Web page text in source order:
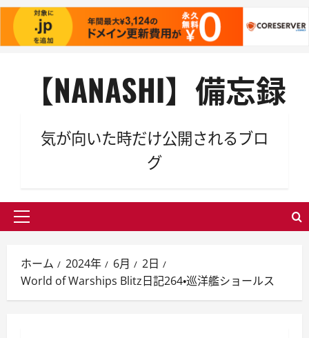
【NANASHI】備忘録
気が向いた時だけ公開されるブロ
グ
メ
ン
メ
ホーム 2024年 6月
2日
World of Warships Blitz日記264・巡洋艦ショールス